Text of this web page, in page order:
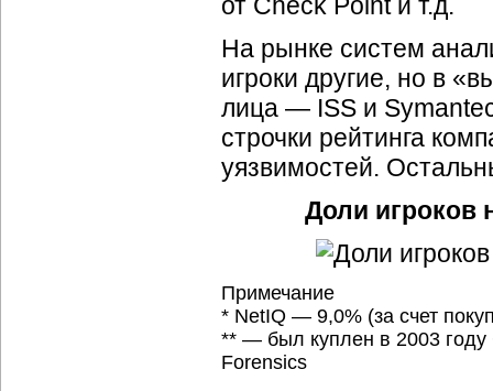
На рынке систем
игроки другие, но в
лица — ISS и
строчки рейтинга
уязвимостей.
Доли игроков
Примечание
* NetIQ — 9,0% (за счет
** — был куплен в 2003 году
Forensics